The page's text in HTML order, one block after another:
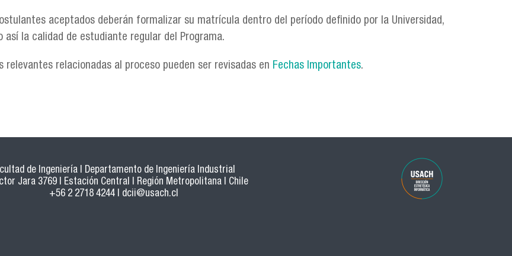
aceptados deberán formalizar su matrícula dentro del período definido por la Universidad,
así la calidad de estudiante regular del Programa.
relevantes relacionadas al proceso pueden ser revisadas en Fechas Importantes.
de Ingeniería | Departamento de Ingeniería Industrial
Jara 3769 | Estación Central | Región Metropolitana | Chile
+56 2 2718 4244 | dcii@usach.cl